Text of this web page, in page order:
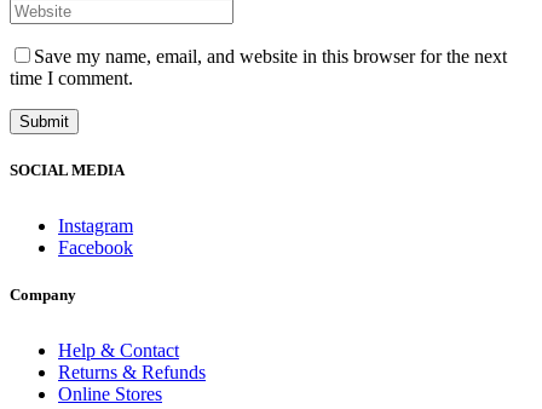
Save my name, email, and website in this browser for the next
time I comment.
SOCIAL MEDIA
Instagram
Facebook
Company
Help & Contact
Returns & Refunds
Online Stores